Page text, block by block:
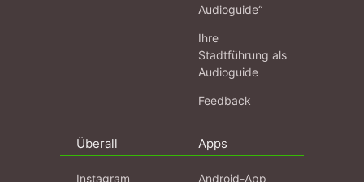
Audioguide“
Ihre
Stadtführung als
Audioguide
Feedback
Überall
Instagram
Apps
Android-App